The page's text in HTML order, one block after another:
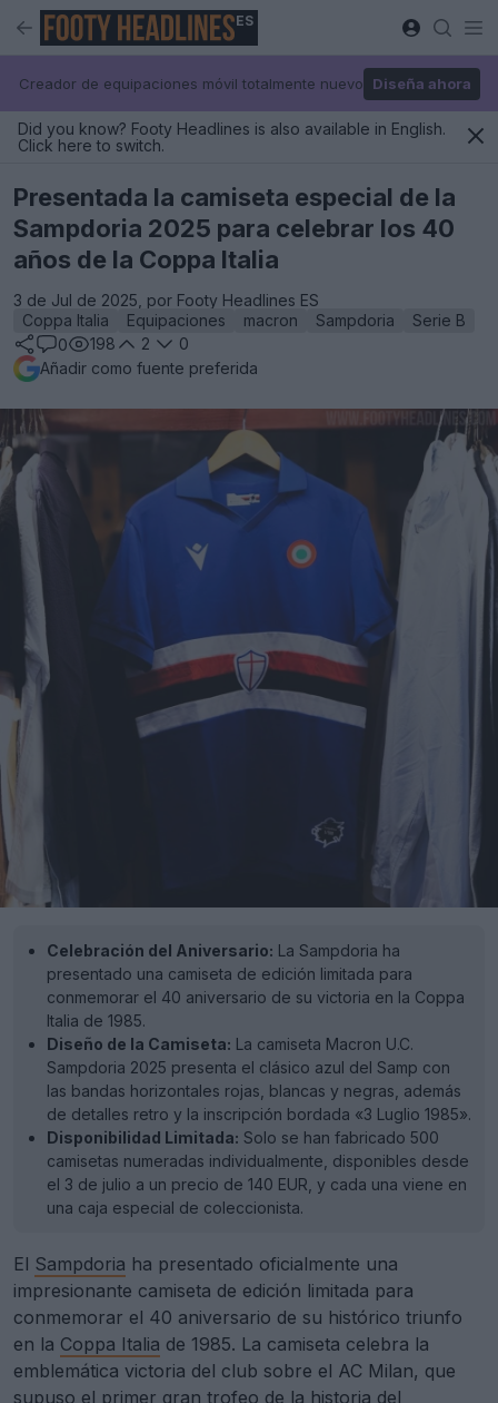
ES
Creador de equipaciones móvil totalmente nuevo Diseña ahora
Did you know? Footy Headlines is also available in English.
Click here to switch.
Presentada la camiseta especial de la
Sampdoria 2025 para celebrar los 40
años de la Coppa Italia
3 de Jul de 2025, por Footy Headlines ES
Coppa Italia
Equipaciones macron Sampdoria
Serie B
0
198 2
0
Añadir como fuente preferida
Celebración del Aniversario: La Sampdoria ha
presentado una camiseta de edición limitada para
conmemorar el 40 aniversario de su victoria en la Coppa
Italia de 1985.
Diseño de la Camiseta: La camiseta Macron U.C.
Sampdoria 2025 presenta el clásico azul del Samp con
las bandas horizontales rojas, blancas y negras, además
de detalles retro y la inscripción bordada «3 Luglio 1985».
Disponibilidad Limitada: Solo se han fabricado 500
camisetas numeradas individualmente, disponibles desde
el 3 de julio a un precio de 140 EUR, y cada una viene en
una caja especial de coleccionista.
El Sampdoria ha presentado oficialmente una
impresionante camiseta de edición limitada para
conmemorar el 40 aniversario de su histórico triunfo
en la Coppa Italia de 1985. La camiseta celebra la
emblemática victoria del club sobre el AC Milan, que
supuso el primer gran trofeo de la historia del